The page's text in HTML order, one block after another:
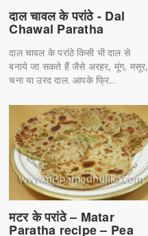
दाल चावल के परांठे - Dal
Chawal Paratha
दाल चावल के परांठे किसी भी दाल से
बनाये जा सकते हैं जैसे अरहर, मूंग, मसूर,
चना या उरद दाल. आपके फ्रि...
मटर के परांठे – Matar
Paratha recipe – Pea